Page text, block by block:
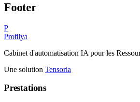
Footer
P
Profilya
Cabinet d'automatisation IA pour les
Une solution Tensoria
Prestations